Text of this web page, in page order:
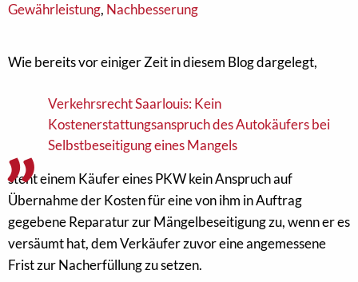
Gewährleistung, Nachbesserung
Wie bereits vor einiger Zeit in diesem Blog dargelegt,
Verkehrsrecht Saarlouis: Kein
Kostenerstattungsanspruch des Autokäufers bei
Selbstbeseitigung eines Mangels
steht einem Käufer eines PKW kein Anspruch auf
Übernahme der Kosten für eine von ihm in Auftrag
gegebene Reparatur zur Mängelbeseitigung zu, wenn er es
versäumt hat, dem Verkäufer zuvor eine angemessene
Frist zur Nacherfüllung zu setzen.